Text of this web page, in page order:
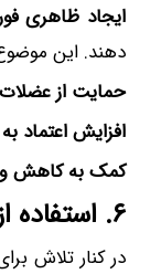
ایجاد ظاهری
دهند. این
حمایت از
افزایش اعتماد
کمک به کاهش
۶. استفاده از لباس‌های مناسب
در کنار تلاش